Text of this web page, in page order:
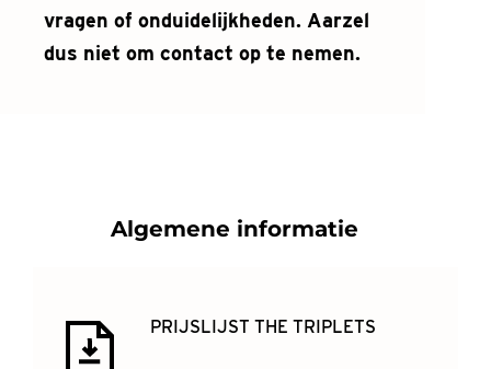
vragen of onduidelijkheden. Aarzel
dus niet om contact op te nemen.
Algemene informatie
PRIJSLIJST THE TRIPLETS